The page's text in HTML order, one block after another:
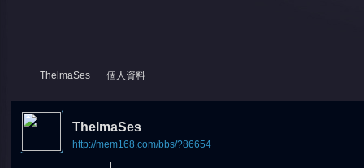
ThelmaSes
›
個人資料
ThelmaSes
http://mem168.com/bbs/?86654